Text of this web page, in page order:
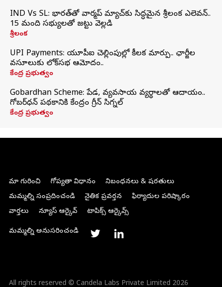
IND Vs SL: భారత్‌తో వార్మప్‌ మ్యాచ్‌కు సిద్ధమైన శ్రీలంక ఎలెవన్..
15 మంది సభ్యులతో జట్టు వెల్లడి
శ్రీలంక
UPI Payments: యూపీఐ చెల్లింపుల్లో కీలక మార్పు.. ఛార్జీల
వసూలుకు లోక్‌సభ ఆమోదం..
కేంద్ర ప్రభుత్వం
Gobardhan Scheme: పేడ, వ్యవసాయ వ్యర్థాలతో ఆదాయం..
గోబర్‌ధన్ పథకానికి కేంద్రం గ్రీన్ సిగ్నల్
కేంద్ర ప్రభుత్వం
మా గురించి గోప్యతా విధానం
నిబంధనలు & షరతులు
మమ్మల్ని సంప్రదించండి
నైతిక ప్రవర్తన
ఫిర్యాదుల పరిష్కారం
వార్తలు
న్యూస్ ఆర్కైవ్ టాపిక్స్ ఆర్కైవ్స్
మమ్మల్ని అనుసరించండి
All rights reserved © Candela Labs Private Limited 2026